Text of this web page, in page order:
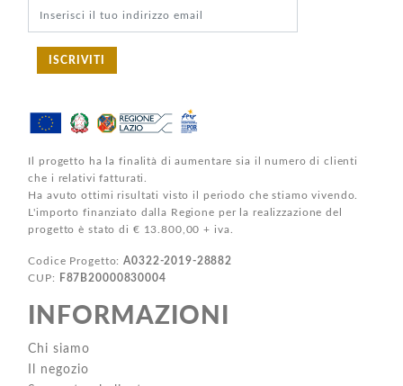
ISCRIVITI
Il progetto ha la finalità di aumentare sia il numero di clienti
che i relativi fatturati.
Ha avuto ottimi risultati visto il periodo che stiamo vivendo.
L'importo finanziato dalla Regione per la realizzazione del
progetto è stato di € 13.800,00 + iva.
Codice Progetto:A0322-2019-28882
CUP:
F87B20000830004
INFORMAZIONI
Chi siamo
Il negozio